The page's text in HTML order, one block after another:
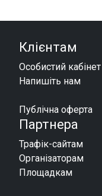
Клієнтам
Особистий кабінет
Напишіть нам
Публічна оферта
Партнера
Трафік-сайтам
Організаторам
Площадкам